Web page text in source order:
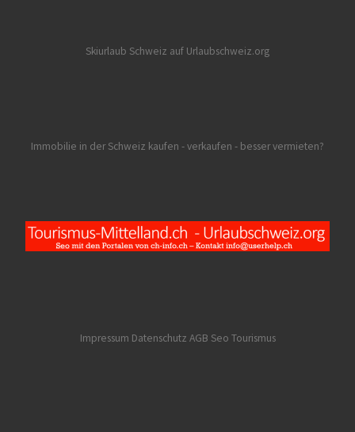
Skiurlaub Schweiz auf Urlaubschweiz.org
Immobilie in der Schweiz kaufen - verkaufen - besser vermieten?
Impressum Datenschutz AGB Seo Tourismus